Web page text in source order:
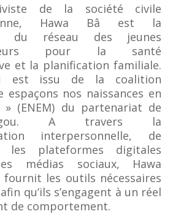
de la société civile
Hawa Bâ est la
du réseau des jeunes
pour la santé
et la planification familiale.
est issu de la coalition
espaçons nos naissances en
» (ENEM) du partenariat de
A travers la
interpersonnelle, de
les plateformes digitales
médias sociaux, Hawa
les outils nécessaires
qu’ils s’engagent à un réel
de comportement.